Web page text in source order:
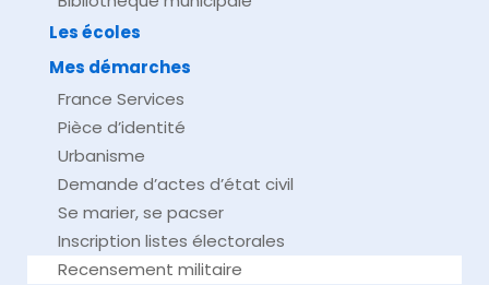
Les écoles
Mes démarches
France Services
Pièce d’identité
Urbanisme
Demande d’actes d’état civil
Se marier, se pacser
Inscription listes électorales
Recensement militaire